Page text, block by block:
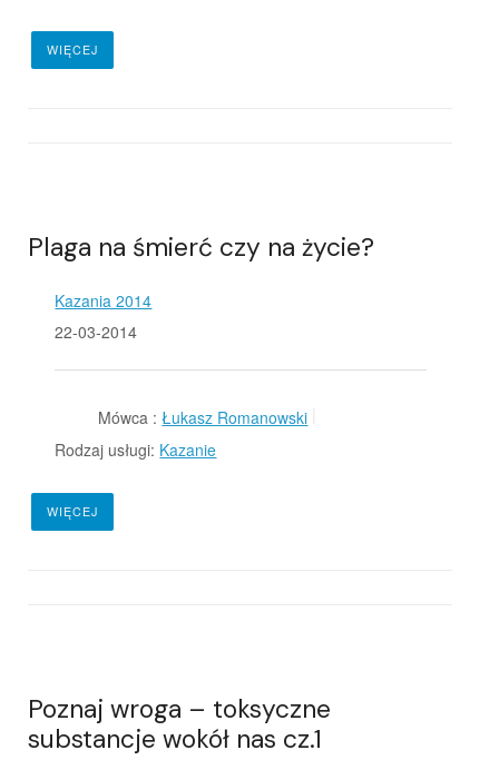
WIĘCEJ
Plaga na śmierć czy na życie?
Kazania 2014
22-03-2014
Mówca : Łukasz Romanowski
Rodzaj usługi: Kazanie
WIĘCEJ
Poznaj wroga – toksyczne
substancje wokół nas cz.1